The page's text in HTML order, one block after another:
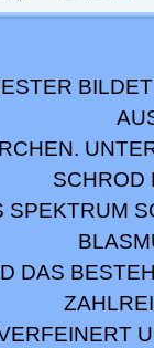
SCHROD
DAS